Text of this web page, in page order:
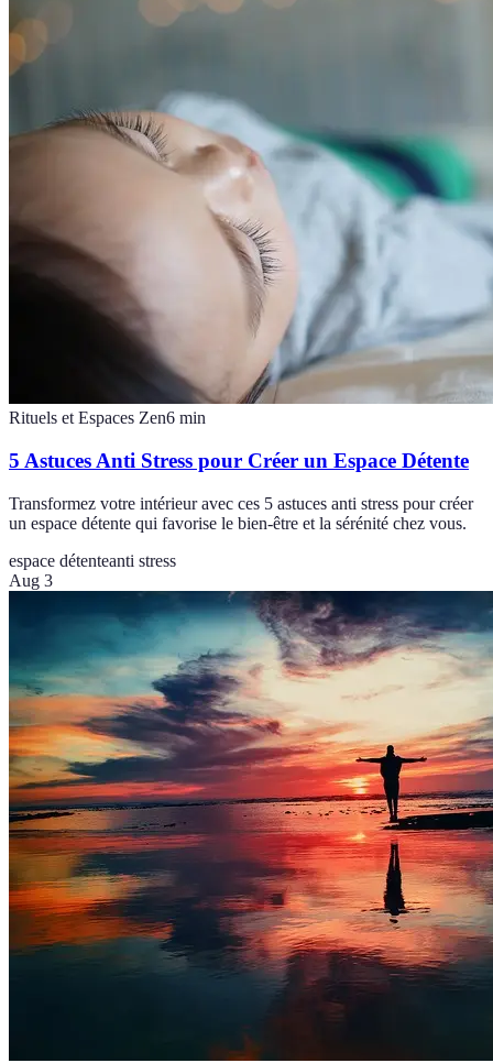
Rituels et Espaces Zen6 min
5 Astuces Anti Stress pour Créer un Espace Détente
Transformez votre intérieur avec ces 5 astuces anti stress pour créer
un espace détente qui favorise le bien-être et la sérénité chez vous.
espace détenteanti stress
Aug 3